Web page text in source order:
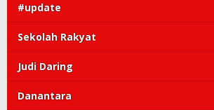
#update
Sekolah Rakyat
Judi Daring
Danantara